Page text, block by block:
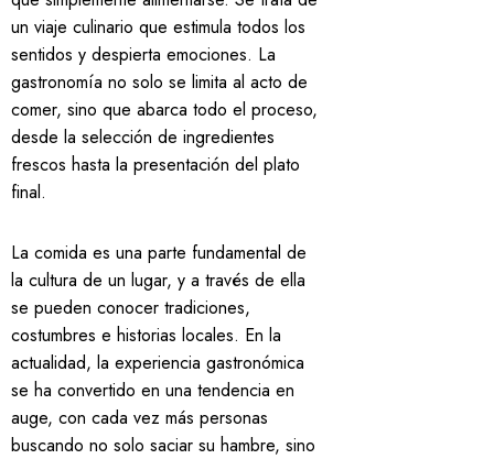
un viaje culinario que estimula todos los
sentidos y despierta emociones. La
gastronomía no solo se limita al acto de
comer, sino que abarca todo el proceso,
desde la selección de ingredientes
frescos hasta la presentación del plato
final.
La comida es una parte fundamental de
la cultura de un lugar, y a través de ella
se pueden conocer tradiciones,
costumbres e historias locales. En la
actualidad, la experiencia gastronómica
se ha convertido en una tendencia en
auge, con cada vez más personas
buscando no solo saciar su hambre, sino